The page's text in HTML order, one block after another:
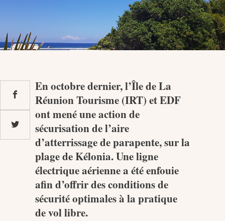
MEDIA
Documents
CONTACT
En octobre dernier, l’Île de La
Réunion Tourisme (IRT) et EDF
ont mené une action de
sécurisation de l’aire
d’atterrissage de parapente, sur la
plage de Kélonia. Une ligne
électrique aérienne a été enfouie
afin d’offrir des conditions de
sécurité optimales à la pratique
de vol libre.